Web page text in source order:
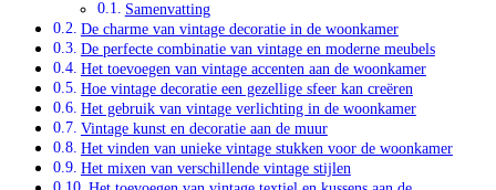
Samenvatting
De charme van vintage decoratie in de woonkamer
De perfecte combinatie van vintage en moderne meubels
Het toevoegen van vintage accenten aan de woonkamer
Hoe vintage decoratie een gezellige sfeer kan creëren
Het gebruik van vintage verlichting in de woonkamer
Vintage kunst en decoratie aan de muur
Het vinden van unieke vintage stukken voor de woonkamer
Het mixen van verschillende vintage stijlen